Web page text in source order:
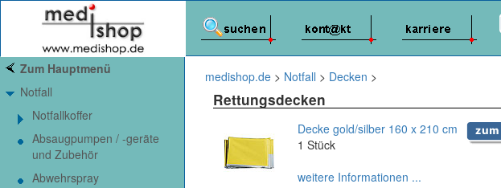
medishop.de > Notfall > Decken >
Rettungsdecken
Decke gold/silber 160 x 210 cm
1 Stück
weitere Informationen ...
Zum Hauptmenü
Notfall
Notfallkoffer
Absaugpumpen / -geräte
und Zubehör
Abwehrspray